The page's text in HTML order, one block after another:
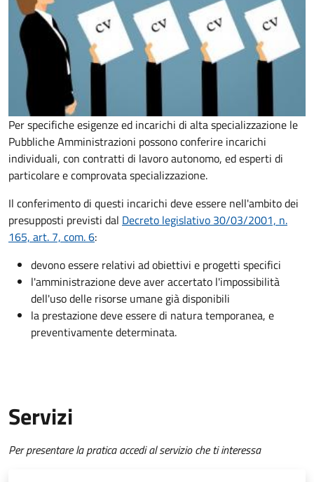
Per specifiche esigenze ed incarichi di alta specializzazione le
Pubbliche Amministrazioni possono conferire incarichi
individuali, con contratti di lavoro autonomo, ed esperti di
particolare e comprovata specializzazione.
Il conferimento di questi incarichi deve essere nell'ambito dei
presupposti previsti dal Decreto legislativo 30/03/2001, n.
165, art. 7, com. 6:
devono essere relativi ad obiettivi e progetti specifici
l'amministrazione deve aver accertato l'impossibilità
dell'uso delle risorse umane già disponibili
la prestazione deve essere di natura temporanea, e
preventivamente determinata.
Servizi
Per presentare la pratica accedi al servizio che ti interessa